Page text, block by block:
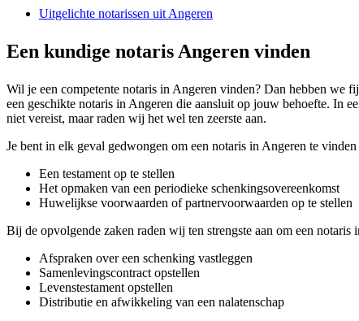
Uitgelichte notarissen uit Angeren
Een kundige notaris Angeren vinden
Wil je een competente notaris in Angeren vinden? Dan hebben we
een geschikte notaris in Angeren die aansluit op jouw behoefte. In
niet vereist, maar raden wij het wel ten zeerste aan.
Je bent in elk geval gedwongen om een notaris in Angeren te
Een testament op te stellen
Het opmaken van een periodieke schenkingsovereenkomst
Huwelijkse voorwaarden of partnervoorwaarden op te stellen
Bij de opvolgende zaken raden wij ten strengste aan om een
Afspraken over een schenking vastleggen
Samenlevingscontract opstellen
Levenstestament opstellen
Distributie en afwikkeling van een nalatenschap